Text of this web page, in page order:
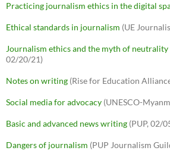
Practicing journalism ethics in the digital
Ethical standards in journalism (UE
Journalism ethics and the myth of neutrality
02/20/21)
Notes on writing (Rise for Education
Social media for advocacy (UNESCO-
Basic and advanced news writing (PUP, 02/
Dangers of journalism (PUP Journalism